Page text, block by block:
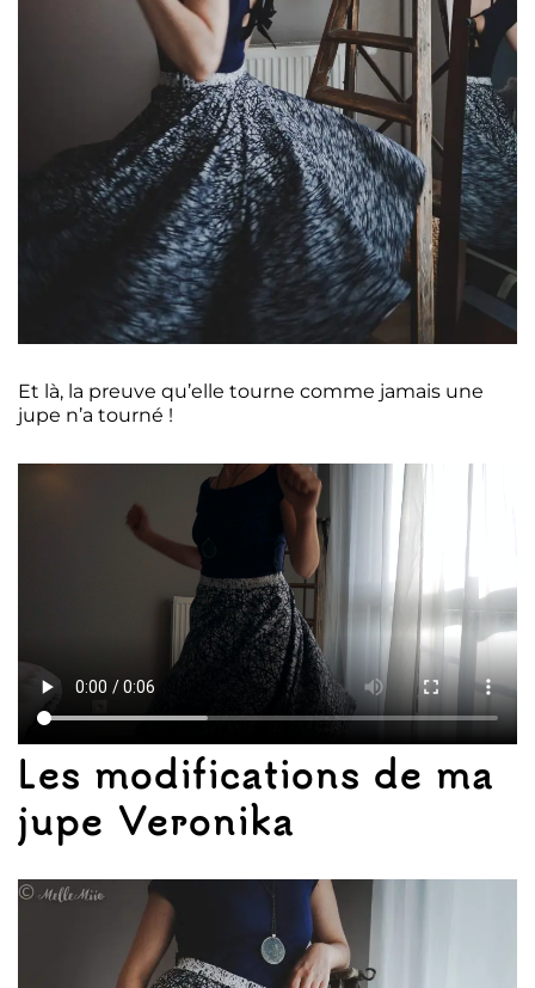
Et là, la preuve qu’elle tourne comme jamais une
jupe n’a tourné !
Les modifications de ma
jupe Veronika